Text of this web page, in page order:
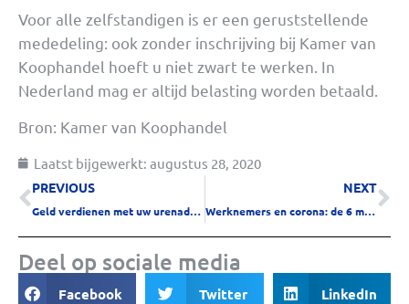
Voor alle zelfstandigen is er een geruststellende
mededeling: ook zonder inschrijving bij Kamer van
Koophandel hoeft u niet zwart te werken. In
Nederland mag er altijd belasting worden betaald.
Bron: Kamer van Koophandel
Laatst bijgewerkt: augustus 28, 2020
PREVIOUS
Geld verdienen met uw urenadministratie
NEXT
Werknemers en corona: de 6 meest gestelde arbeidsrechtelijke vragen (én antwoorden)
Deel op sociale media
Facebook Twitter LinkedIn